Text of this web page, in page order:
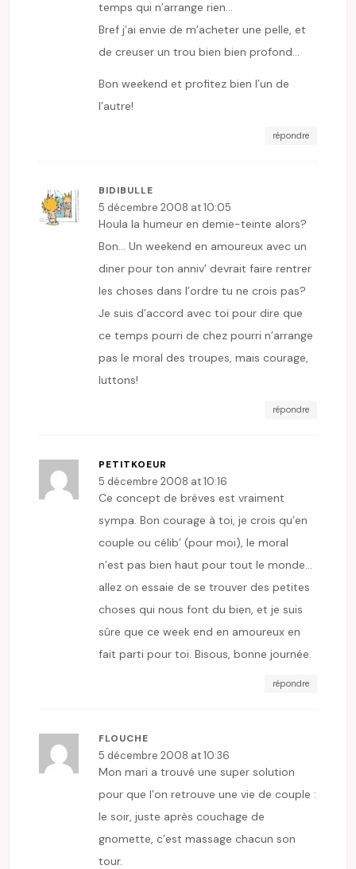
temps qui n’arrange rien…
Bref j’ai envie de m’acheter une pelle, et
de creuser un trou bien bien profond…
Bon weekend et profitez bien l’un de
l’autre!
répondre
BIDIBULLE
5 décembre 2008 at 10:05
Houla la humeur en demie-teinte alors?
Bon… Un weekend en amoureux avec un
diner pour ton anniv’ devrait faire rentrer
les choses dans l’ordre tu ne crois pas?
Je suis d’accord avec toi pour dire que
ce temps pourri de chez pourri n’arrange
pas le moral des troupes, mais courage,
luttons!
répondre
PETITKOEUR
5 décembre 2008 at 10:16
Ce concept de brèves est vraiment
sympa. Bon courage à toi, je crois qu’en
couple ou célib’ (pour moi), le moral
n’est pas bien haut pour tout le monde…
allez on essaie de se trouver des petites
choses qui nous font du bien, et je suis
sûre que ce week end en amoureux en
fait parti pour toi. Bisous, bonne journée.
répondre
FLOUCHE
5 décembre 2008 at 10:36
Mon mari a trouvé une super solution
pour que l’on retrouve une vie de couple :
le soir, juste après couchage de
gnomette, c’est massage chacun son
tour.